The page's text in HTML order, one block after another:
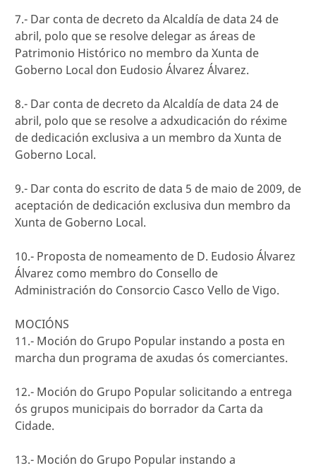
7.- Dar conta de decreto da Alcaldía de data 24 de
abril, polo que se resolve delegar as áreas de
Patrimonio Histórico no membro da Xunta de
Goberno Local don Eudosio Álvarez Álvarez.
8.- Dar conta de decreto da Alcaldía de data 24 de
abril, polo que se resolve a adxudicación do réxime
de dedicación exclusiva a un membro da Xunta de
Goberno Local.
9.- Dar conta do escrito de data 5 de maio de 2009, de
aceptación de dedicación exclusiva dun membro da
Xunta de Goberno Local.
10.- Proposta de nomeamento de D. Eudosio Álvarez
Álvarez como membro do Consello de
Administración do Consorcio Casco Vello de Vigo.
MOCIÓNS
11.- Moción do Grupo Popular instando a posta en
marcha dun programa de axudas ós comerciantes.
12.- Moción do Grupo Popular solicitando a entrega
ós grupos municipais do borrador da Carta da
Cidade.
13.- Moción do Grupo Popular instando a